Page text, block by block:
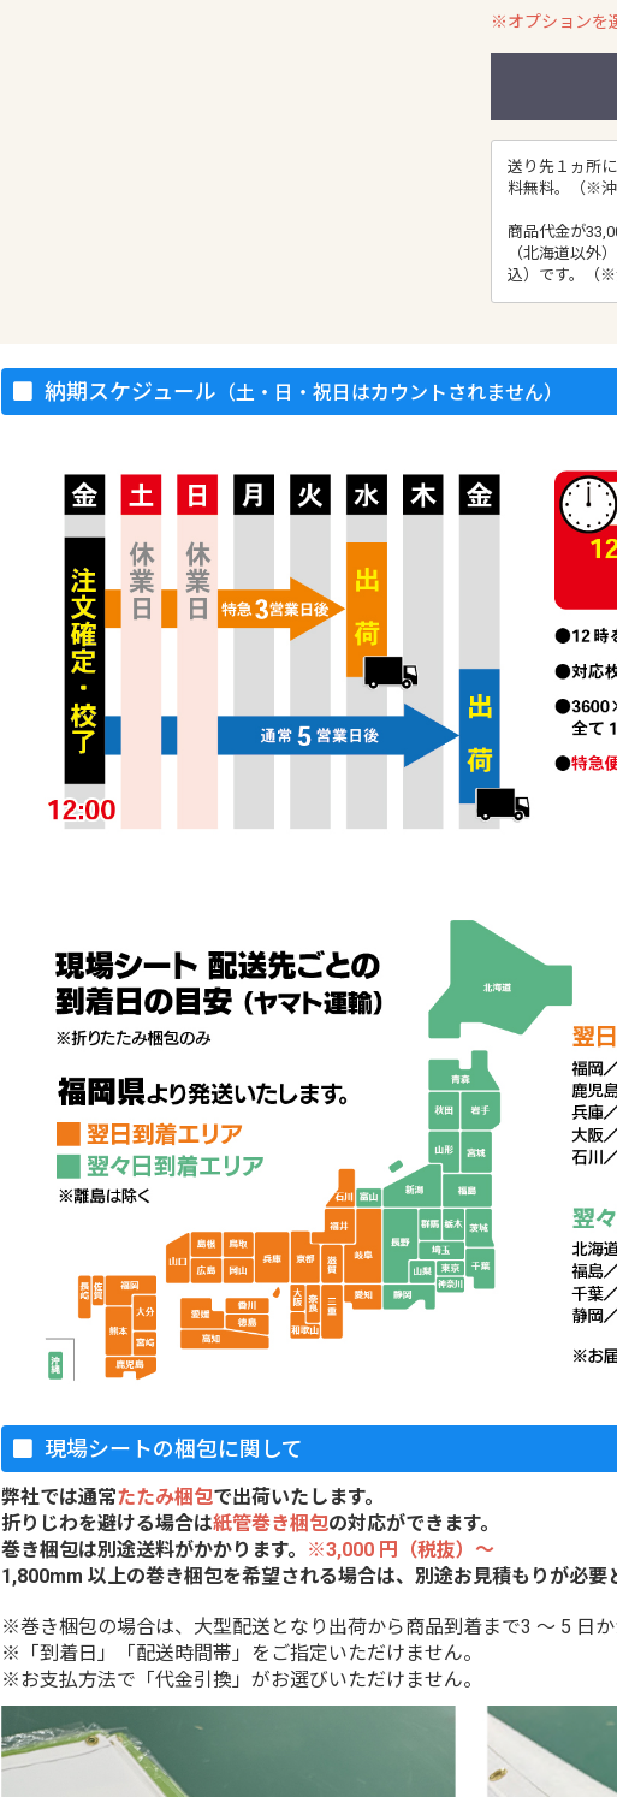
※オプションを
送り先１ヵ所
料無料。（※沖
商品代金が
（北海道以外
込）です。（※
納期スケジュール （土・日・祝日はカウントされません）
現場シートの梱包に関して
弊社では通常たたみ梱包で出荷いたします。
折りじわを避ける場合は紙管巻き梱包の対応ができます。
巻き梱包は別途送料がかかります。
※3,000 円（税抜）〜
1,800mm 以上の巻き梱包を希望される場合は、別途お見積もりが必要
※巻き梱包の場合は、大型配送となり出荷から商品到着まで3 ～ 5 日か
※「到着日」「配送時間帯」をご指定いただけません。
※お支払方法で「代金引換」がお選びいただけません。